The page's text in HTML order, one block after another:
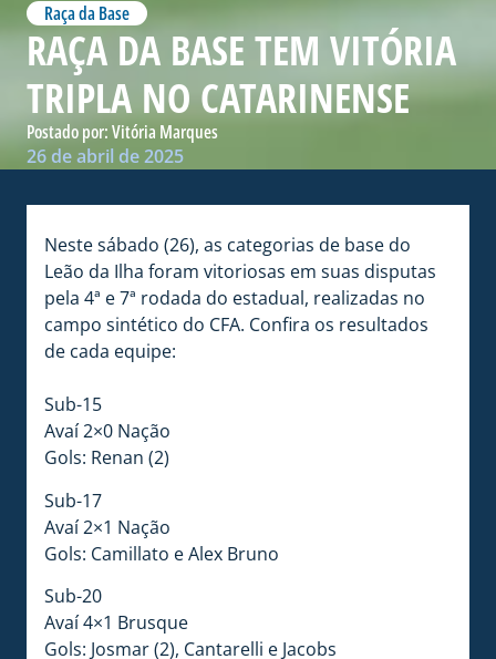
Raça da Base
RAÇA DA BASE TEM VITÓRIA
TRIPLA NO CATARINENSE
Postado por:Vitória Marques
26 de abril de 2025
Neste sábado (26), as categorias de base do
Leão da Ilha foram vitoriosas em suas disputas
pela 4ª e 7ª rodada do estadual, realizadas no
campo sintético do CFA. Confira os resultados
de cada equipe:
Sub-15
Avaí 2×0 Nação
Gols: Renan (2)
Sub-17
Avaí 2×1 Nação
Gols: Camillato e Alex Bruno
Sub-20
Avaí 4×1 Brusque
Gols: Josmar (2), Cantarelli e Jacobs